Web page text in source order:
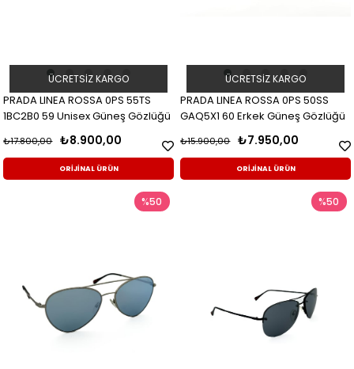
PRADA LINEA ROSSA 0PS 55TS
1BC2B0 59 Unisex Güneş Gözlüğü
₺8.900,00
₺17.800,00
ÜCRETSIZ KARGO
ORİJİNAL ÜRÜN
PRADA LINEA ROSSA 0PS 50SS
GAQ5X1 60 Erkek Güneş Gözlüğü
₺7.950,00
₺15.900,00
ÜCRETSIZ KARGO
ORİJİNAL ÜRÜN
%50 %50